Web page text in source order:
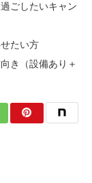
ごしたいキャン
たい方
き（設備あり＋